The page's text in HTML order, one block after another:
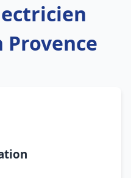
Provence